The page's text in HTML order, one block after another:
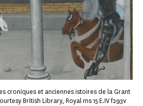
croniques et anciennes istoires de la Grant
British Library, Royal ms 15 E.IV f293v